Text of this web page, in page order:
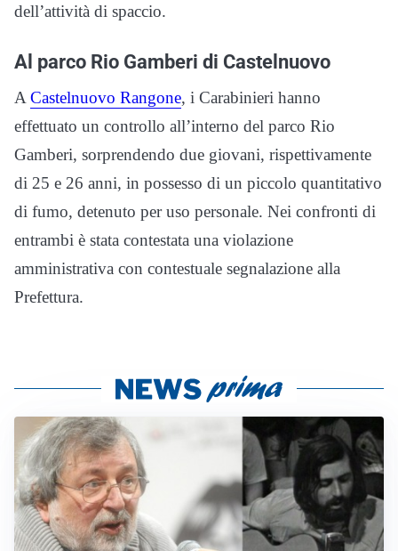
dell’attività di spaccio.
Al parco Rio Gamberi di Castelnuovo
A Castelnuovo Rangone, i Carabinieri hanno
effettuato un controllo all’interno del parco Rio
Gamberi, sorprendendo due giovani, rispettivamente
di 25 e 26 anni, in possesso di un piccolo quantitativo
di fumo, detenuto per uso personale. Nei confronti di
entrambi è stata contestata una violazione
amministrativa con contestuale segnalazione alla
Prefettura.